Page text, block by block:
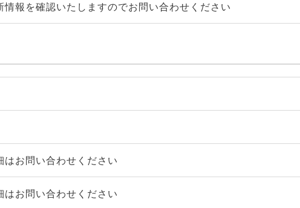
情報を確認いたしますのでお問い合わせください
はお問い合わせください
はお問い合わせください